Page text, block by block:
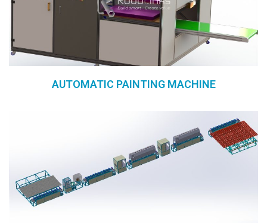
AUTOMATIC PAINTING MACHINE